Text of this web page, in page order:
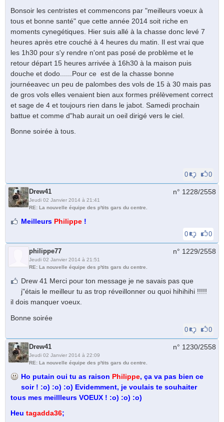
Bonsoir les centristes et commencons par "meilleurs voeux à
tous et bonne santé" que cette année 2014 soit riche en
moments cynegétiques. Hier suis allé à la chasse donc levé 7
heures après etre couché à 4 heures du matin. Il est vrai que
les 1h30 pour s'y rendre n'ont pas posé de problème et le
retour départ 15 heures arrivée à 16h30 à la maison puis
douche et dodo......Pour ce est de la chasse bonne
journéeavec un peu de palombes des vols de 15 à 30 mais pas
de gros vols elles venaient bien aux formes prélèvement correct
et sage de 4 et toujours rien dans le jabot. Samedi prochain
battue et comme d"hab aurait un oeil dirigé vers le ciel.
Bonne soirée à tous.
0 0
Drew41
Jeudi 02 Janvier 2014 à 21:41
RE: La nouvelle équipe des p'tits gars du centre.
n° 1228/2558
Meilleurs Philippe !
0 0
philippe77
Jeudi 02 Janvier 2014 à 21:51
RE: La nouvelle équipe des p'tits gars du centre.
n° 1229/2558
Drew 41 Merci pour ton message je ne savais pas que
j"étais le meilleur tu as trop réveillonner ou quoi hihihihi !!!!!
il dois manquer voeux.
Bonne soirée
0 0
Drew41
Jeudi 02 Janvier 2014 à 22:09
RE: La nouvelle équipe des p'tits gars du centre.
n° 1230/2558
Ho putain oui tu as raison Philippe, ça va pas bien ce
soir ! :o) :o) :o) Evidemment, je voulais te souhaiter
tous mes meillleurs VOEUX ! :o) :o) :o)
Heu tagadda36;